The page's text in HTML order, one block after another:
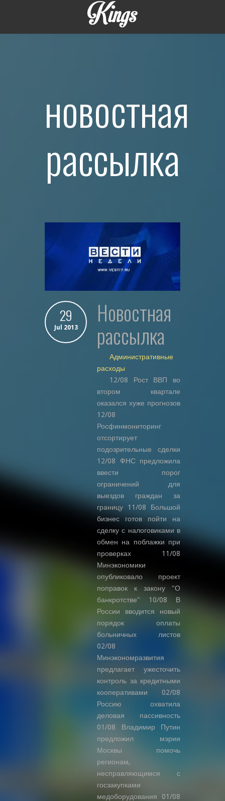
новостная
рассылка
29
Jul 2013 новостная
рассылка
Административные
расходы
12/08 Рост ВВП во
втором квартале
оказался хуже прогнозов
12/08
Росфинмониторинг
отсортирует
подозрительные сделки
12/08 ФНС предложила
ввести порог
ограничений для
выездов граждан за
границу 11/08 Большой
бизнес готов пойти на
сделку с налоговиками в
обмен на поблажки при
проверках 11/08
Минэкономики
опубликовало проект
поправок к закону "О
банкротстве" 10/08 В
России вводится новый
порядок оплаты
больничных листов
02/08
Минэкономразвития
предлагает ужесточить
контроль за кредитными
кооперативами 02/08
Россию охватила
деловая пассивность
01/08 Владимир Путин
предложил мэрии
Москвы помочь
регионам,
несправляющимся с
госзакупками
медоборудования 01/08